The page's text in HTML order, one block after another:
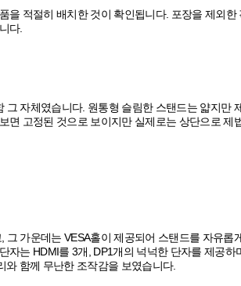
적절히 배치한 것이 확인됩니다. 포장을 제외한
다.
자체였습니다. 원통형 슬림한 스탠드는 얇지만
고정된 것으로 보이지만 실제로는 상단으로 제
가운데는 VESA홀이 제공되어 스탠드를 자유롭
는 HDMI를 3개, DP1개의 넉넉한 단자를 제공하
함께 무난한 조작감을 보였습니다.